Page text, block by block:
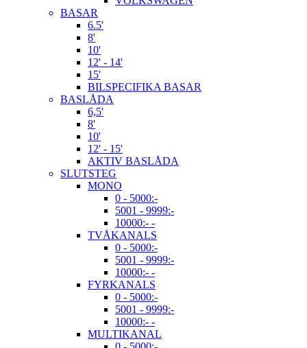
BASAR
6.5'
8'
10'
12' - 14'
15'
BILSPECIFIKA BASAR
BASLÅDA
6,5'
8'
10'
12' - 15'
AKTIV BASLÅDA
SLUTSTEG
MONO
0 - 5000:-
5001 - 9999:-
10000:- -
TVÅKANALS
0 - 5000:-
5001 - 9999:-
10000:- -
FYRKANALS
0 - 5000:-
5001 - 9999:-
10000:- -
MULTIKANAL